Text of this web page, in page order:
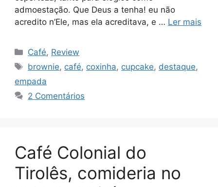
admoestação. Que Deus a tenha! eu não
acredito n’Ele, mas ela acreditava, e … Ler mais
Categorias
Café, Review
Tags
brownie, café, coxinha, cupcake, destaque,
empada
2 Comentários
Café Colonial do
Tirolês, comideria no